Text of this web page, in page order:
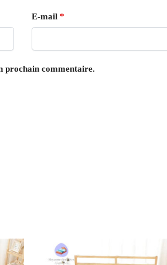
E-mail *
prochain commentaire.